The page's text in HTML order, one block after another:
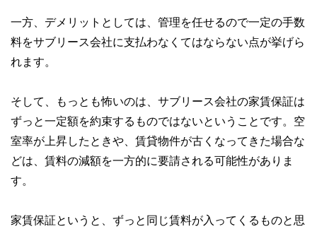
一方、デメリットとしては、管理を任せるので一定の手数
料をサブリース会社に支払わなくてはならない点が挙げら
れます。
そして、もっとも怖いのは、サブリース会社の家賃保証は
ずっと一定額を約束するものではないということです。空
室率が上昇したときや、賃貸物件が古くなってきた場合な
どは、賃料の減額を一方的に要請される可能性がありま
す。
家賃保証というと、ずっと同じ賃料が入ってくるものと思